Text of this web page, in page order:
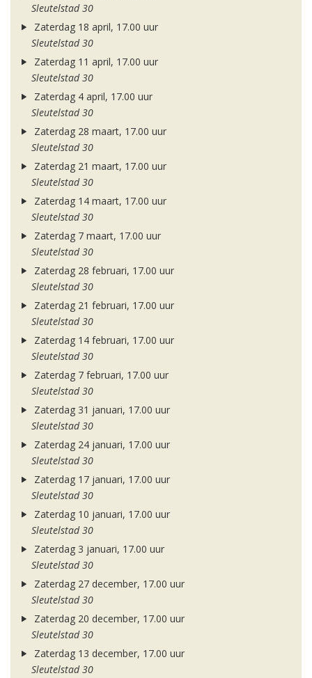
Sleutelstad 30
Zaterdag 18 april, 17.00 uur
Sleutelstad 30
Zaterdag 11 april, 17.00 uur
Sleutelstad 30
Zaterdag 4 april, 17.00 uur
Sleutelstad 30
Zaterdag 28 maart, 17.00 uur
Sleutelstad 30
Zaterdag 21 maart, 17.00 uur
Sleutelstad 30
Zaterdag 14 maart, 17.00 uur
Sleutelstad 30
Zaterdag 7 maart, 17.00 uur
Sleutelstad 30
Zaterdag 28 februari, 17.00 uur
Sleutelstad 30
Zaterdag 21 februari, 17.00 uur
Sleutelstad 30
Zaterdag 14 februari, 17.00 uur
Sleutelstad 30
Zaterdag 7 februari, 17.00 uur
Sleutelstad 30
Zaterdag 31 januari, 17.00 uur
Sleutelstad 30
Zaterdag 24 januari, 17.00 uur
Sleutelstad 30
Zaterdag 17 januari, 17.00 uur
Sleutelstad 30
Zaterdag 10 januari, 17.00 uur
Sleutelstad 30
Zaterdag 3 januari, 17.00 uur
Sleutelstad 30
Zaterdag 27 december, 17.00 uur
Sleutelstad 30
Zaterdag 20 december, 17.00 uur
Sleutelstad 30
Zaterdag 13 december, 17.00 uur
Sleutelstad 30